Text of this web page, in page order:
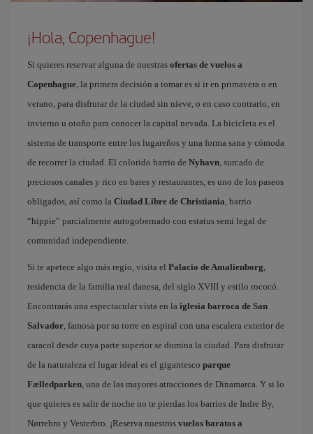
¡Hola, Copenhague!
Si quieres reservar alguna de nuestras ofertas de vuelos a
Copenhague , la primera decisión a tomar es si ir en primavera o en
verano, para disfrutar de la ciudad sin nieve, o en caso contrario, en
invierno u otoño para conocer la capital nevada. La bicicleta es el
sistema de transporte entre los lugareños y una forma sana y cómoda
de recorrer la ciudad. El colorido barrio de Nyhavn , surcado de
preciosos canales y rico en bares y restaurantes, es uno de los paseos
obligados, así como la Ciudad Libre de Christiania , barrio
“hippie” parcialmente autogobernado con estatus semi legal de
comunidad independiente.
Si te apetece algo más regio, visita el Palacio de Amalienborg
residencia de la familia real danesa, del siglo XVIII y estilo rococó.
Encontrarás una espectacular vista en la iglesia barroca de San
Salvador , famosa por su torre en espiral con una escalera exterior de
caracol desde cuya parte superior se domina la ciudad. Para disfrutar
de la naturaleza el lugar ideal es el gigantesco parque
Fælledparken , una de las mayores atracciones de Dinamarca. Y si lo
que quieres es salir de noche no te pierdas los barrios de Indre By,
Nørrebro y Vesterbro. ¡Reserva nuestros vuelos baratos a